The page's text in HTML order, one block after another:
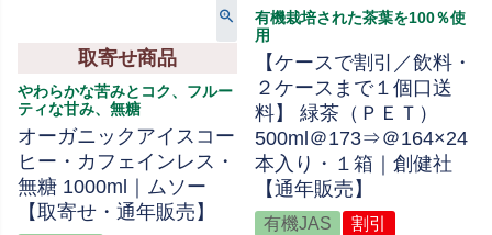
取寄せ商品
やわらかな苦みとコク、フルー
ティな甘み、無糖
オーガニックアイスコー
ヒー・カフェインレス・
無糖 1000ml｜ムソー
【取寄せ・通年販売】
有機栽培された茶葉を100％使
用
【ケースで割引／飲料・
２ケースまで１個口送
料】 緑茶（ＰＥＴ）
500ml＠173⇒＠164×24
本入り・１箱｜創健社
【通年販売】
有機JAS 割引